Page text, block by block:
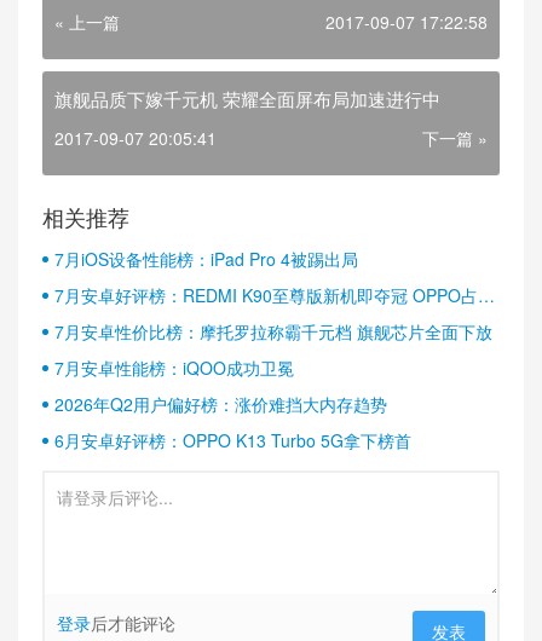
« 上一篇 2017-09-07 17:22:58
旗舰品质下嫁千元机 荣耀全面屏布局加速进行中
2017-09-07 20:05:41 下一篇 »
相关推荐
7月iOS设备性能榜：iPad Pro 4被踢出局
7月安卓好评榜：REDMI K90至尊版新机即夺冠 OPPO占据
半壁江山
7月安卓性价比榜：摩托罗拉称霸千元档 旗舰芯片全面下放
7月安卓性能榜：iQOO成功卫冕
2026年Q2用户偏好榜：涨价难挡大内存趋势
6月安卓好评榜：OPPO K13 Turbo 5G拿下榜首
登录后才能评论 发表